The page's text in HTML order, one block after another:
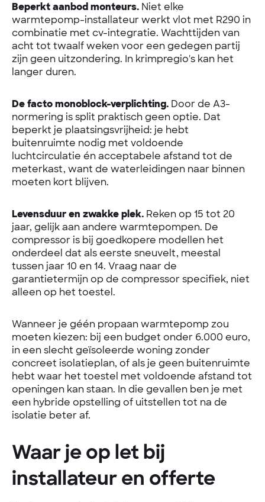
Beperkt aanbod monteurs. Niet elke
warmtepomp-installateur werkt vlot met R290 in
combinatie met cv-integratie. Wachttijden van
acht tot twaalf weken voor een gedegen partij
zijn geen uitzondering. In krimpregio's kan het
langer duren.
De facto monoblock-verplichting. Door de A3-
normering is split praktisch geen optie. Dat
beperkt je plaatsingsvrijheid: je hebt
buitenruimte nodig met voldoende
luchtcirculatie én acceptabele afstand tot de
meterkast, want de waterleidingen naar binnen
moeten kort blijven.
Levensduur en zwakke plek. Reken op 15 tot 20
jaar, gelijk aan andere warmtepompen. De
compressor is bij goedkopere modellen het
onderdeel dat als eerste sneuvelt, meestal
tussen jaar 10 en 14. Vraag naar de
garantietermijn op de compressor specifiek, niet
alleen op het toestel.
Wanneer je géén propaan warmtepomp zou
moeten kiezen: bij een budget onder 6.000 euro,
in een slecht geïsoleerde woning zonder
concreet isolatieplan, of als je geen buitenruimte
hebt waar het toestel met voldoende afstand tot
openingen kan staan. In die gevallen ben je met
een hybride opstelling of uitstellen tot na de
isolatie beter af.
Waar je op let bij
installateur en offerte